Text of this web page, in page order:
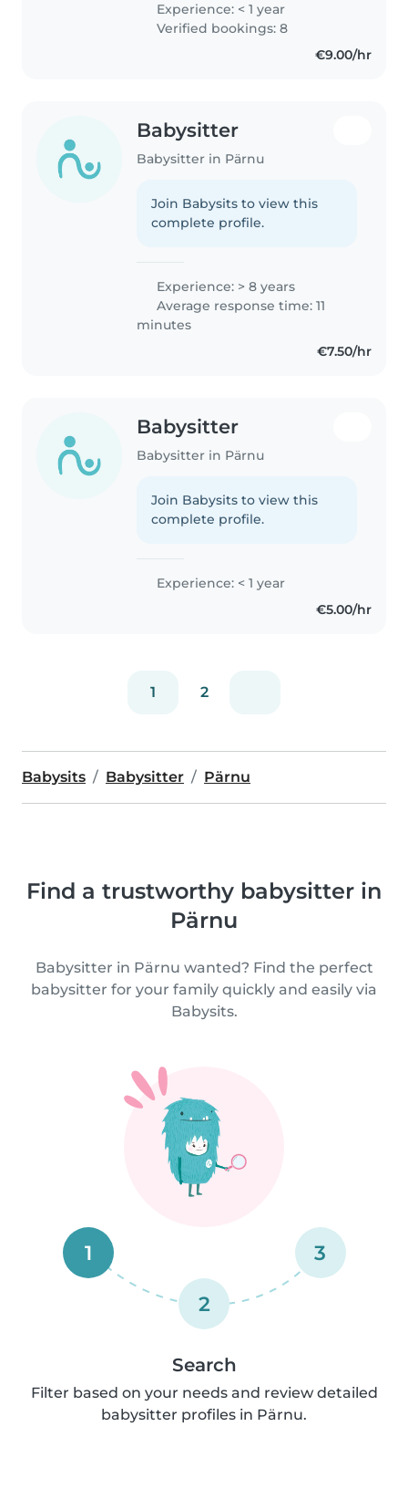
Experience: < 1 year
Verified bookings: 8
€9.00/hr
Babysitter
Babysitter in Pärnu
Join Babysits to view this
complete profile.
Experience: > 8 years
Average response time: 11
minutes
€7.50/hr
Babysitter
Babysitter in Pärnu
Join Babysits to view this
complete profile.
Experience: < 1 year
€5.00/hr
1 2
Babysits Babysitter Pärnu
Find a trustworthy babysitter in
Pärnu
Babysitter in Pärnu wanted? Find the perfect
babysitter for your family quickly and easily via
Babysits.
1
2
3
Search
Filter based on your needs and review detailed
babysitter profiles in Pärnu.